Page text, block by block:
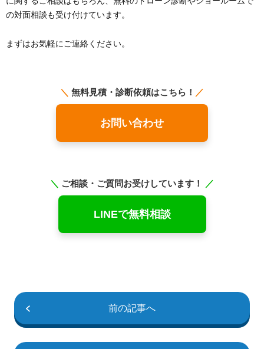
の対面相談も受け付けています。
まずはお気軽にご連絡ください。
＼ 無料見積・診断依頼はこちら！ ／
お問い合わせ
＼ ご相談・ご質問お受けしています！ ／
LINEで無料相談
前の記事へ